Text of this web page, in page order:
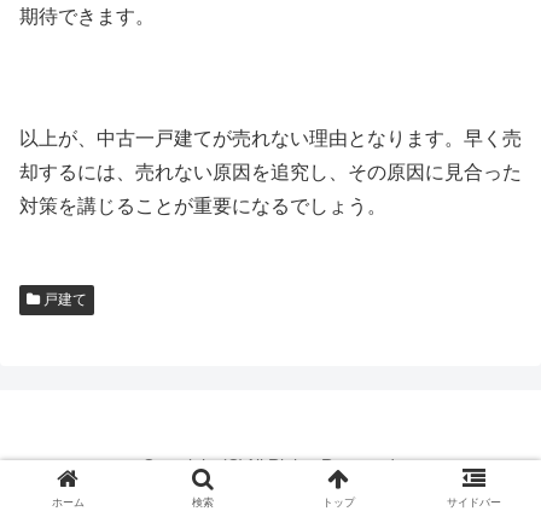
期待できます。
以上が、中古一戸建てが売れない理由となります。早く売
却するには、売れない原因を追究し、その原因に見合った
対策を講じることが重要になるでしょう。
戸建て
Copyright (C)All Rights Reserved.
｜
｜
ホーム 検索 トップ サイドバー